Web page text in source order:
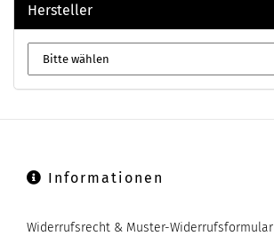
Hersteller
Informationen
Widerrufsrecht & Muster-Widerrufsformular